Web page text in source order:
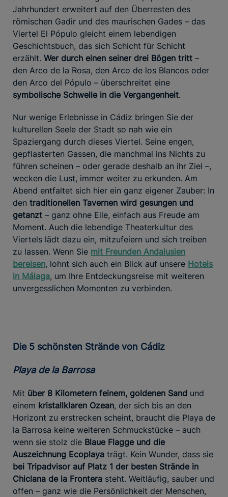
Jahrhundert erweitert auf den Überresten des
römischen Gadir und des maurischen Gades – das
Viertel El Pópulo gleicht einem lebendigen
Geschichtsbuch, das sich Schicht für Schicht
erzählt. Wer durch einen seiner drei Bögen tritt –
den Arco de la Rosa, den Arco de los Blancos oder
den Arco del Pópulo – überschreitet eine
symbolische Schwelle in die Vergangenheit.
Nur wenige Erlebnisse in Cádiz bringen Sie der
kulturellen Seele der Stadt so nah wie ein
Spaziergang durch dieses Viertel. Seine engen,
gepflasterten Gassen, die manchmal ins Nichts zu
führen scheinen – oder gerade deshalb an ihr Ziel –,
wecken die Lust, immer weiter zu erkunden. Am
Abend entfaltet sich hier ein ganz eigener Zauber: In
den traditionellen Tavernen wird gesungen und
getanzt – ganz ohne Eile, einfach aus Freude am
Moment. Auch die lebendige Theaterkultur des
Viertels lädt dazu ein, mitzufeiern und sich treiben
zu lassen. Wenn Sie mit Freunden Andalusien
bereisen, lohnt sich auch ein Blick auf unsere Hotels
in Málaga, um Ihre Entdeckungsreise mit weiteren
unvergesslichen Momenten zu verbinden.
Die 5 schönsten Strände von Cádiz
Playa de la Barrosa
Mit über 8 Kilometern feinem, goldenen Sand und
einem kristallklaren Ozean, der sich bis an den
Horizont zu erstrecken scheint, braucht die Playa de
la Barrosa keine weiteren Schmuckstücke – auch
wenn sie stolz die Blaue Flagge und die
Auszeichnung Ecoplaya trägt. Kein Wunder, dass sie
bei Tripadvisor auf Platz 1 der besten Strände in
Chiclana de la Frontera steht. Weitläufig, sauber und
offen – ganz wie die Persönlichkeit der Menschen,